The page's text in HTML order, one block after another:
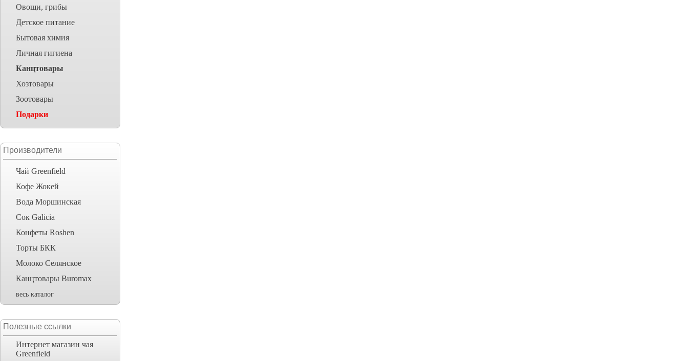
Овощи, грибы
Детское питание
Бытовая химия
Личная гигиена
Канцтовары
Хозтовары
Зоотовары
Подарки
Производители
Чай Greenfield
Кофе Жокей
Вода Моршинская
Сок Galicia
Конфеты Roshen
Торты БКК
Молоко Селянское
Канцтовары Buromax
весь каталог
Полезные ссылки
Интернет магазин чая
Greenfield